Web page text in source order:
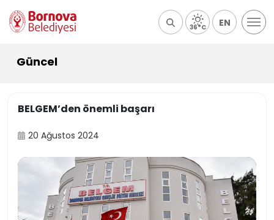
36°C EN
Güncel
BELGEM’den önemli başarı
20 Ağustos 2024